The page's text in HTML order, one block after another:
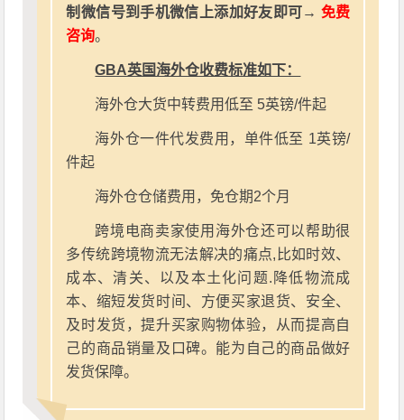
制微信号到手机微信上添加好友即可→ 免费
咨询。
GBA英国海外仓收费标准如下：
海外仓大货中转费用低至 5英镑/件起
海外仓一件代发费用，单件低至 1英镑/
件起
海外仓仓储费用，免仓期2个月
跨境电商卖家使用海外仓还可以帮助很
多传统跨境物流无法解决的痛点,比如时效、
成本、清关、以及本土化问题.降低物流成
本、缩短发货时间、方便买家退货、安全、
及时发货，提升买家购物体验，从而提高自
己的商品销量及口碑。能为自己的商品做好
发货保障。